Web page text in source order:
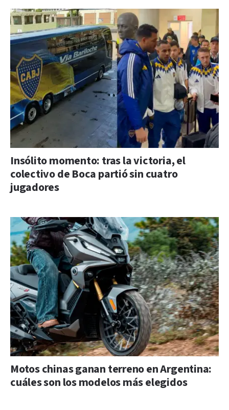
Insólito momento: tras la victoria, el
colectivo de Boca partió sin cuatro
jugadores
Motos chinas ganan terreno en Argentina:
cuáles son los modelos más elegidos